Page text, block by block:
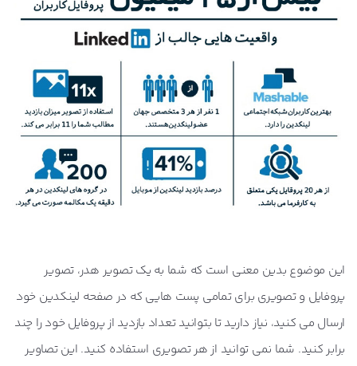
این موضوع بدین معنی است که شما به یک تصویر هدر، تصویر
پروفایل و تصویری برای تمامی پست هایی که در صفحه لینکدین خود
ارسال می کنید، نیاز دارید تا بتوانید تعداد بازدید از پروفایل خود را چند
برابر کنید. شما نمی توانید از هر تصویری استفاده کنید. این تصاویر